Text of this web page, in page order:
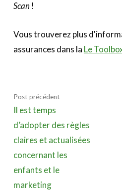
Scan!
Vous trouverez plus
assurances dans la Le
Post précédent
Il est temps
d’adopter des règles
claires et actualisées
concernant les
enfants et le
marketing